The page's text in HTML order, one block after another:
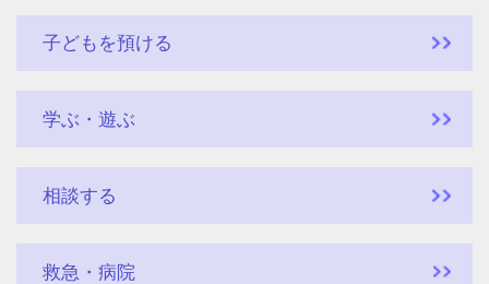
子どもを預ける
学ぶ・遊ぶ
相談する
救急・病院